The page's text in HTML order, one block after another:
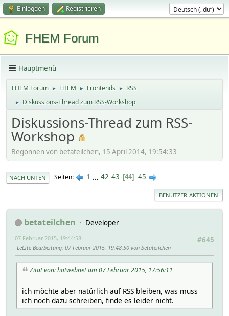
Einloggen Registrieren
FHEM Forum
Hauptmenü
FHEM Forum ► FHEM ► Frontends ► RSS
► Diskussions-Thread zum RSS-Workshop
Diskussions-Thread zum RSS-
Workshop
Begonnen von betateilchen, 15 April 2014, 19:54:33
NACH UNTEN Seiten 1 ... 42 43 44 45
BENUTZER-AKTIONEN
betateilchen
Developer
#645
07 Februar 2015, 19:44:58
Letzte Bearbeitung: 07 Februar 2015, 19:48:50 von betateilchen
Zitat von: hotwebnet am 07 Februar 2015, 17:56:11
ich möchte aber natürlich auf RSS bleiben, was muss
ich noch dazu schreiben, finde es leider nicht.